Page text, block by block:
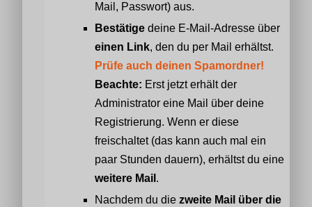
Mail, Passwort) aus.
Bestätige deine E-Mail-Adresse über
einen Link, den du per Mail erhältst.
Prüfe auch deinen Spamordner!
Beachte: Erst jetzt erhält der
Administrator eine Mail über deine
Registrierung. Wenn er diese
freischaltet (das kann auch mal ein
paar Stunden dauern), erhältst du eine
weitere Mail .
Nachdem du die zweite Mail über die